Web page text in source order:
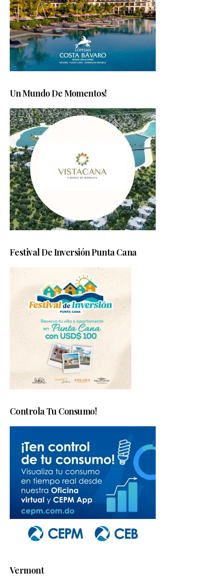
Un Mundo De Momentos!
Festival De Inversión Punta Cana
Controla Tu Consumo!
Vermont